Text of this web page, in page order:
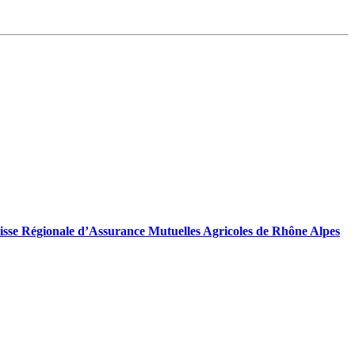
Régionale d’Assurance Mutuelles Agricoles de Rhône Alpes